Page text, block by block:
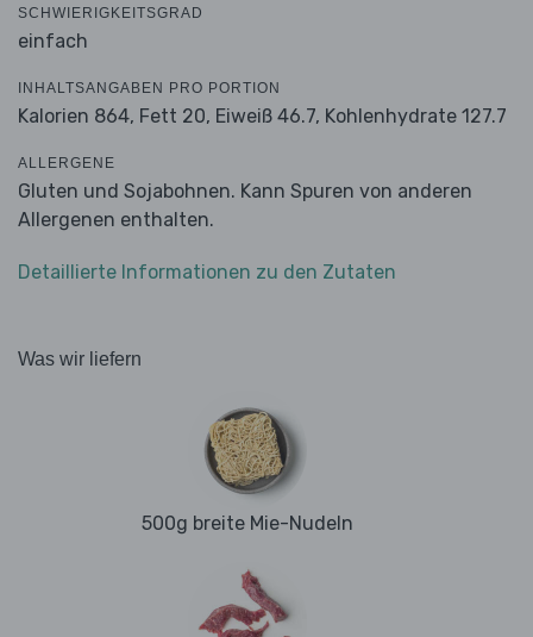
SCHWIERIGKEITSGRAD
einfach
INHALTSANGABEN PRO PORTION
Kalorien 864, Fett 20, Eiweiß 46.7, Kohlenhydrate 127.7
ALLERGENE
Gluten und Sojabohnen. Kann Spuren von anderen
Allergenen enthalten.
Detaillierte Informationen zu den Zutaten
Was wir liefern
500g breite Mie-Nudeln